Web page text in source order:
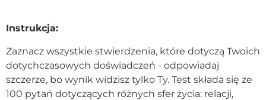
Instrukcja:
Zaznacz wszystkie stwierdzenia, które dotyczą Twoich
dotychczasowych doświadczeń - odpowiadaj
szczerze, bo wynik widzisz tylko Ty. Test składa się ze
100 pytań dotyczących różnych sfer życia: relacji,